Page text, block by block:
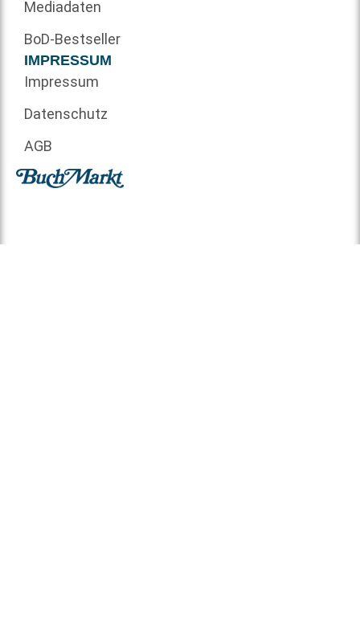
Mediadaten
BoD-Bestseller
IMPRESSUM
Impressum
Datenschutz
AGB